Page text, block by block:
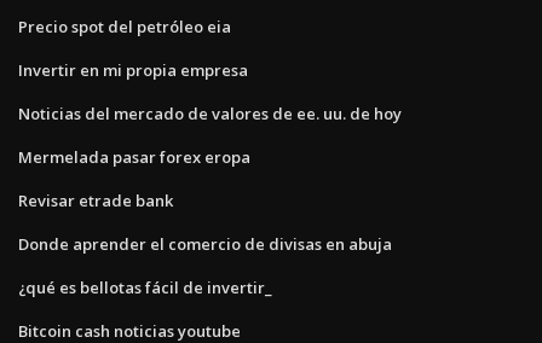
Precio spot del petróleo eia
Invertir en mi propia empresa
Noticias del mercado de valores de ee. uu. de hoy
Mermelada pasar forex eropa
Revisar etrade bank
Donde aprender el comercio de divisas en abuja
¿qué es bellotas fácil de invertir_
Bitcoin cash noticias youtube